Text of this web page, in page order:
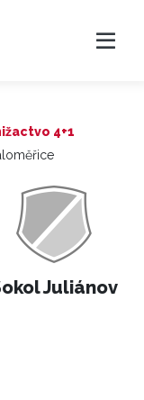
4+1
Juliánov